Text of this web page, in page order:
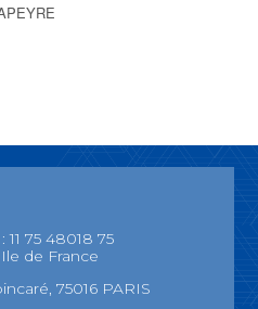
11 75 48018 75
de France
75016 PARIS